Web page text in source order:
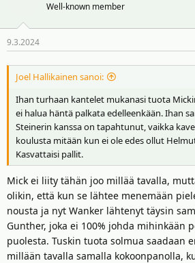
o
t
Well-known member
9.3.2024
Joel Hallikainen sanoi:
Ihan turhaan kantelet mukanasi tuota
ei halua häntä palkata edelleenkään. Ihan
Steinerin kanssa on tapahtunut, vaikka
koulusta mitään kun ei ole edes ollut
Kasvattaisi pallit.
Mick ei liity tähän joo millää tavalla,
olikin, että kun se lähtee menemään
nousta ja nyt Wanker lähtenyt täysin
Gunther, joka ei 100% johda mihinkään
puolesta. Tuskin tuota solmua saadaan
millään tavalla samalla kokoonpanolla,